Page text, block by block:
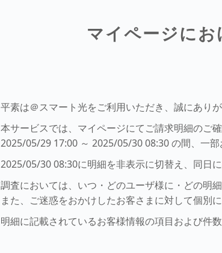
マイページに
平素は＠スマート光をご利用いただき、誠にありが
本サービスでは、マイページにてご請求明細のご
2025/05/29 17:00 ～ 2025/05/30 08:30 の間、一
2025/05/30 08:30に明細を非表示に切替え、同日
調査においては、いつ・どのユーザ様に・どの明
また、ご迷惑をおかけしたお客さまに対して個別
明細に記載されているお客様情報の項目および件